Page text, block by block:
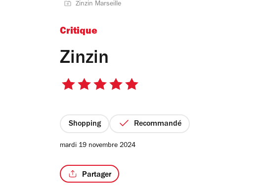
Zinzin Marseille
Critique
Zinzin
5
étoiles
Shopping Recommandé
mardi 19 novembre 2024
Partager